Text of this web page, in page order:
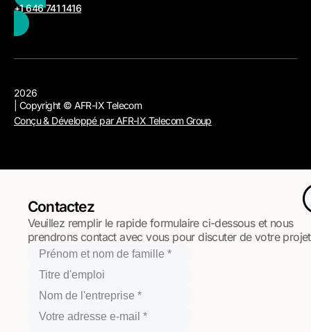
+1 646 741 1416
2026
| Copyright © AFR-IX Telecom
Conçu & Développé par AFR-IX Telecom Group
Contactez
Veuillez remplir le rapide formulaire ci-dessous et nous
prendrons contact avec vous pour discuter de votre